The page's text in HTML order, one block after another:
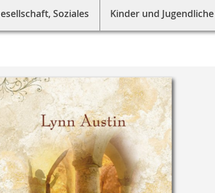
Soziales Kinder und Jugendliche